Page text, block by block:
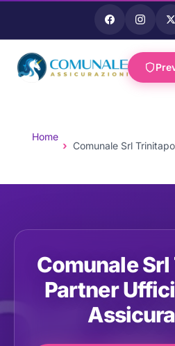
Home
Comunale Srl
Comunale
Partner